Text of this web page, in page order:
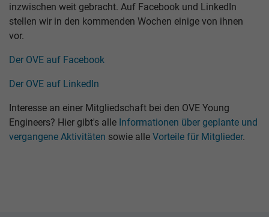
inzwischen weit gebracht. Auf Facebook und LinkedIn
stellen wir in den kommenden Wochen einige von ihnen
vor.
Der OVE auf Facebook
Der OVE auf LinkedIn
Interesse an einer Mitgliedschaft bei den OVE Young
Engineers? Hier gibt's alle Informationen über geplante und
vergangene Aktivitäten sowie alle Vorteile für Mitglieder.